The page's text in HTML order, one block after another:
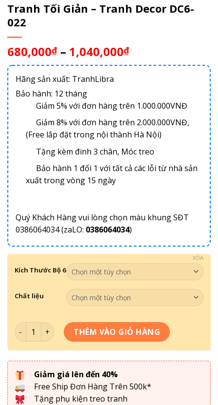
Tranh Tối Giản – Tranh Decor DC6-
022
680,000₫ – 1,040,000₫
Hãng sản xuất: TranhLibra
Bảo hành: 12 tháng
Giảm 5% với đơn hàng trên 1.000.000VNĐ
Giảm 8% với đơn hàng trên 2.000.000VNĐ,
(Free lắp đặt trong nội thành Hà Nội)
Tặng kèm đinh 3 chân, Móc treo
Bảo hành 1 đổi 1 với tất cả các lỗi từ nhà sản
xuất trong vòng 15 ngày
Quý Khách Hàng vui lòng chọn màu khung SĐT
0386064034 (zaLO: 0386064034)
Kích Thước Bộ 6
Chất liệu
XÓA
Tranh Tối Giản - Tranh Decor DC6-022 số lượng
THÊM VÀO GIỎ HÀNG
Giảm giá lên đến 40%
Free Ship Đơn Hàng Trên 500k*
Tặng phụ kiện treo tranh